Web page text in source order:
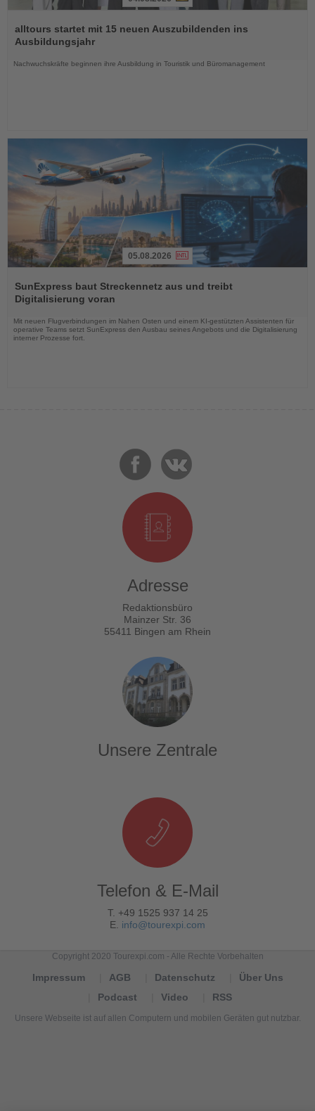
Sie
die
alltours startet mit 15 neuen Auszubildenden ins
Ausbildungsjahr
Nachwuchskräfte beginnen ihre Ausbildung in Touristik und Büromanagement
Sie
die
Nachrichten
05.08.2026
SunExpress baut Streckennetz aus und treibt
Digitalisierung voran
Mit neuen Flugverbindungen im Nahen Osten und einem KI-gestützten Assistenten für
operative Teams setzt SunExpress den Ausbau seines Angebots und die Digitalisierung
interner Prozesse fort.
Adresse
Redaktionsbüro
Mainzer Str. 36
55411 Bingen am Rhein
Unsere Zentrale
Telefon & E-Mail
T. +49 1525 937 14 25
E. info@tourexpi.com
Copyright 2020 Tourexpi.com - Alle Rechte Vorbehalten
Impressum AGB Datenschutz
Über Uns
Podcast
Video RSS
Unsere Webseite ist auf allen Computern und mobilen Geräten gut nutzbar.